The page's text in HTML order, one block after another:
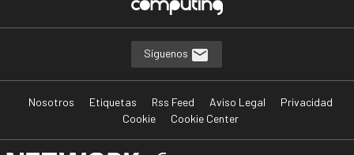
Síguenos
Nosotros Etiquetas Rss Feed Aviso Legal
Privacidad
Cookie
Cookie Center